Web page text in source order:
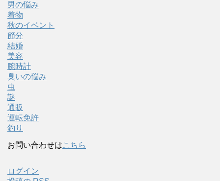
男の悩み
着物
秋のイベント
節分
結婚
美容
腕時計
臭いの悩み
虫
謎
通販
運転免許
釣り
お問い合わせはこちら
ログイン